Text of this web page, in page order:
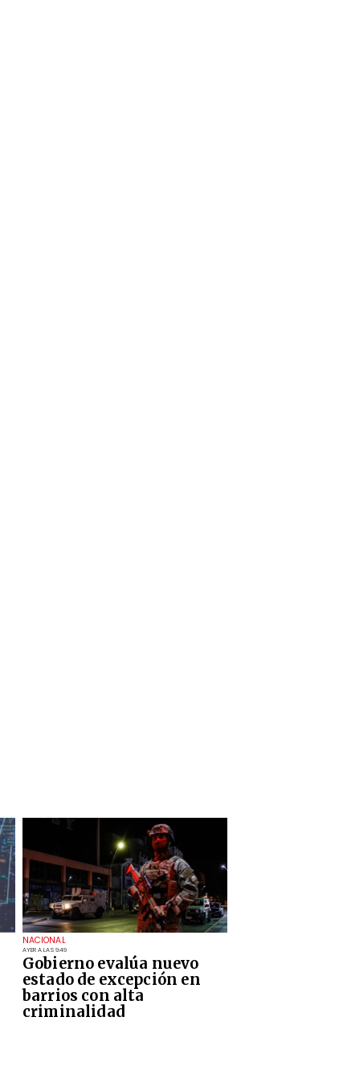
NACIONAL
AYER A LAS 9:49
Gobierno evalúa nuevo
estado de excepción en
barrios con alta
criminalidad